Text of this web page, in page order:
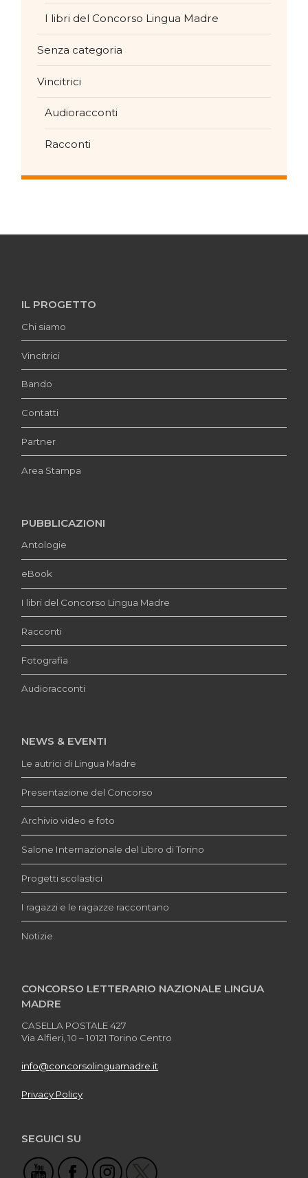
I libri del Concorso Lingua Madre
Senza categoria
Vincitrici
Audioracconti
Racconti
IL PROGETTO
Chi siamo
Vincitrici
Bando
Contatti
Partner
Area Stampa
PUBBLICAZIONI
Antologie
eBook
I libri del Concorso Lingua Madre
Racconti
Fotografia
Audioracconti
NEWS & EVENTI
Le autrici di Lingua Madre
Presentazione del Concorso
Archivio video e foto
Salone Internazionale del Libro di Torino
Progetti scolastici
I ragazzi e le ragazze raccontano
Notizie
CONCORSO LETTERARIO NAZIONALE LINGUA
MADRE
CASELLA POSTALE 427
Via Alfieri, 10 – 10121 Torino Centro
info@concorsolinguamadre.it
Privacy Policy
SEGUICI SU